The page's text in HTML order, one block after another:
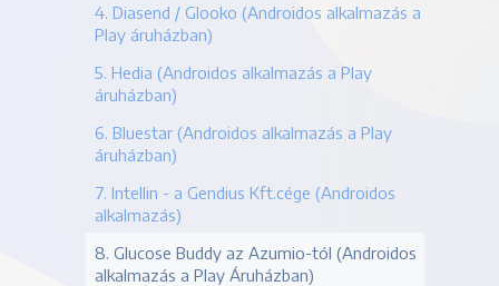
4. Diasend / Glooko (Androidos alkalmazás a
Play áruházban)
5. Hedia (Androidos alkalmazás a Play
áruházban)
6. Bluestar (Androidos alkalmazás a Play
áruházban)
7. Intellin - a Gendius Kft.cége (Androidos
alkalmazás)
8. Glucose Buddy az Azumio-tól (Androidos
alkalmazás a Play Áruházban)